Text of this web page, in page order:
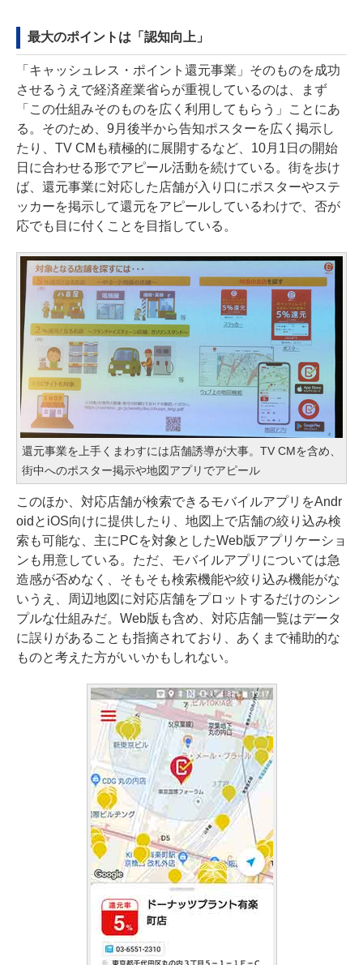
最大のポイントは「認知向上」
「キャッシュレス・ポイント還元事業」そのものを成功
させるうえで経済産業省らが重視しているのは、まず
「この仕組みそのものを広く利用してもらう」ことにあ
る。そのため、9月後半から告知ポスターを広く掲示し
たり、TV CMも積極的に展開するなど、10月1日の開始
日に合わせる形でアピール活動を続けている。街を歩け
ば、還元事業に対応した店舗が入り口にポスターやステ
ッカーを掲示して還元をアピールしているわけで、否が
応でも目に付くことを目指している。
還元事業を上手くまわすには店舗誘導が大事。TV CMを含め、
街中へのポスター掲示や地図アプリでアピール
このほか、対応店舗が検索できるモバイルアプリをAndr
oidとiOS向けに提供したり、地図上で店舗の絞り込み検
索も可能な、主にPCを対象としたWeb版アプリケーショ
ン も用意している。ただ、モバイルアプリについては急
造感が否めなく、そもそも検索機能や絞り込み機能がな
いうえ、周辺地図に対応店舗をプロットするだけのシン
プルな仕組みだ。Web版も含め、対応店舗一覧はデータ
に誤りがあることも指摘されており、あくまで補助的な
ものと考えた方がいいかもしれない。